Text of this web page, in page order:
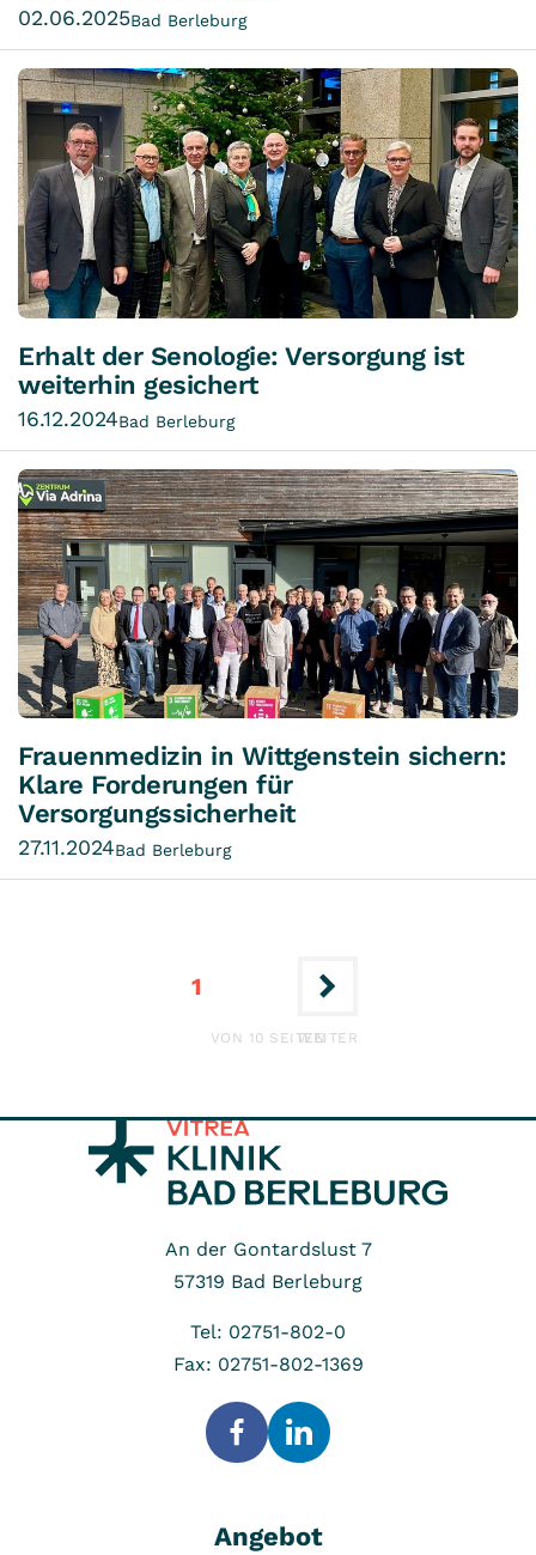
02.06.2025Bad Berleburg
Erhalt der Senologie: Versorgung ist
weiterhin gesichert
16.12.2024Bad Berleburg
Frauenmedizin in Wittgenstein sichern:
Klare Forderungen für
Versorgungssicherheit
27.11.2024Bad Berleburg
ERSTE
1
WEITER
VON 10 SEITEN
An der Gontardslust 7
57319 Bad Berleburg
Tel: 02751-802-0
Fax: 02751-802-1369
Angebot